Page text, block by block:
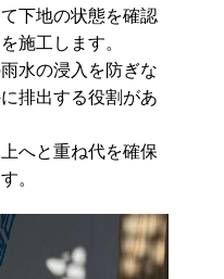
下地の状態を確認
施工します。
水の浸入を防ぎな
排出する役割があ
へと重ね代を確保
。